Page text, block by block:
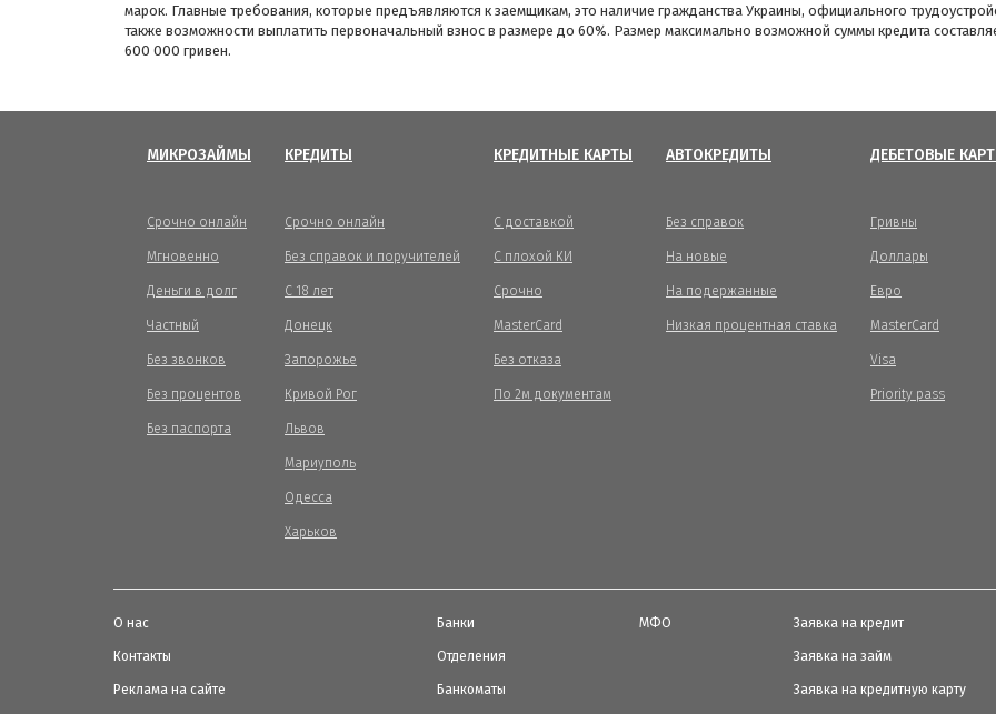
марок. Главные требования, которые предъявляются к заемщикам, это наличие гражданства Украины, официального
также возможности выплатить первоначальный взнос в размере до 60%. Размер максимально возможной суммы кредита
600 000 гривен.
МИКРОЗАЙМЫ
Срочно онлайн
Мгновенно
Деньги в долг
Частный
Без звонков
Без процентов
Без паспорта
КРЕДИТЫ
Срочно онлайн
Без справок и поручителей
С 18 лет
Донецк
Запорожье
Кривой Рог
Львов
Мариуполь
Одесса
Харьков
КРЕДИТНЫЕ КАРТЫ
С доставкой
С плохой КИ
Срочно
MasterCard
Без отказа
По 2м документам
АВТОКРЕДИТЫ
Без справок
На новые
На подержанные
Низкая процентная ставка
ДЕБЕТОВЫЕ
Гривны
Доллары
Евро
MasterCard
Visa
Priority pass
О нас
Контакты
Реклама на сайте
Банки
Отделения
Банкоматы
МФО Заявка на кредит
Заявка на займ
Заявка на кредитную карту